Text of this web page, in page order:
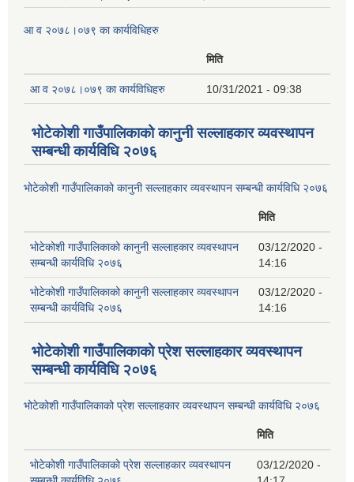
आ व २०७८।०७९ का कार्यविधिहरु
मिति
आ व २०७८।०७९ का कार्यविधिहरु 10/31/2021 - 09:38
भोटेकोशी गाउँपालिकाको कानुनी सल्लाहकार व्यवस्थापन
सम्बन्धी कार्यविधि २०७६
भोटेकोशी गाउँपालिकाको कानुनी सल्लाहकार व्यवस्थापन सम्बन्धी कार्यविधि २०७६
मिति
भोटेकोशी गाउँपालिकाको कानुनी सल्लाहकार व्यवस्थापन
सम्बन्धी कार्यविधि २०७६
03/12/2020 -
14:16
भोटेकोशी गाउँपालिकाको कानुनी सल्लाहकार व्यवस्थापन
सम्बन्धी कार्यविधि २०७६
03/12/2020 -
14:16
भोटेकोशी गाउँपालिकाको प्रेश सल्लाहकार व्यवस्थापन
सम्बन्धी कार्यविधि २०७६
भोटेकोशी गाउँपालिकाको प्रेश सल्लाहकार व्यवस्थापन सम्बन्धी कार्यविधि २०७६
मिति
भोटेकोशी गाउँपालिकाको प्रेश सल्लाहकार व्यवस्थापन
03/12/2020 -